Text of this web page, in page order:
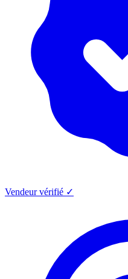
Vendeur vérifié ✓